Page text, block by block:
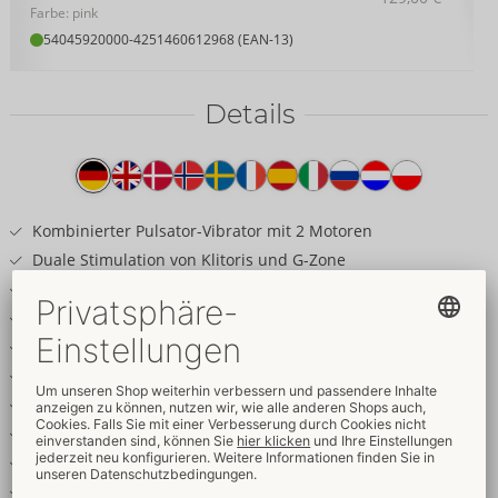
Farbe: pink
54045920000-4251460612968 (EAN-13)
Details
Produkttext
Kombinierter Pulsator-Vibrator mit 2 Motoren
Duale Stimulation von Klitoris und G-Zone
Vibration in 3 Modi und 3 Intensitätsstufen
Getrennt oder kombiniert steuerbar
Ergonomisches, flexibles Design
Handlich und leicht
Einfache Bedienung
Ein- und freihändig bespielbar